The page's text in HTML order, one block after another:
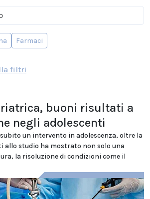
Farmaci
filtri
buoni risultati a
negli adolescenti
un intervento in adolescenza, oltre la
allo studio ha mostrato non solo una
la risoluzione di condizioni come il